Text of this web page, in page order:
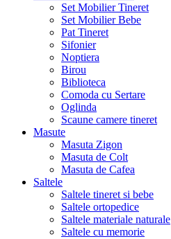
Set Mobilier Tineret
Set Mobilier Bebe
Pat Tineret
Sifonier
Noptiera
Birou
Biblioteca
Comoda cu Sertare
Oglinda
Scaune camere tineret
Masute
Masuta Zigon
Masuta de Colt
Masuta de Cafea
Saltele
Saltele tineret si bebe
Saltele ortopedice
Saltele materiale naturale
Saltele cu memorie